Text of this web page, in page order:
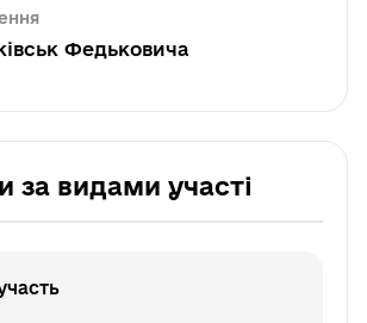
Федьковича
за видами участі